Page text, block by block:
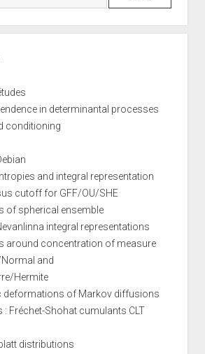
in determinantal processes
conditioning
and integral representation
cutoff for GFF/OU/SHE
of spherical ensemble
integral representations
around concentration of measure
and
Hermite
deformations of Markov diffusions
: Fréchet-Shohat cumulants CLT
distributions